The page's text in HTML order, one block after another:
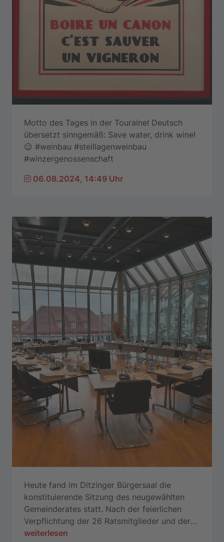
Motto des Tages in der Touraine! Deutsch
übersetzt sinngemäß: Save water, drink wine!
😉 #weinbau #steillagenweinbau
#winzergenossenschaft
06.08.2024, 14:49 Uhr
Heute fand im Ditzinger Bürgersaal die
konstituierende Sitzung des neugewählten
Gemeinderates statt. Nach der feierlichen
Verpflichtung der 26 Ratsmitglieder und der…
weiterlesen